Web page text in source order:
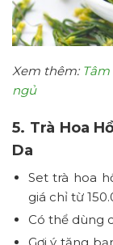
Xem thêm:Tâm
ngủ
5. Trà Hoa
Da
Set trà hoa
giá chỉ từ
Có thể dùng
Gợi ý tặng